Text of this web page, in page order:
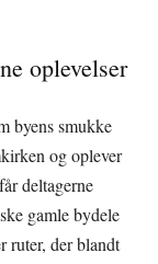
oplevelser
byens smukke
og oplever
deltagerne
gamle bydele
ruter, der blandt